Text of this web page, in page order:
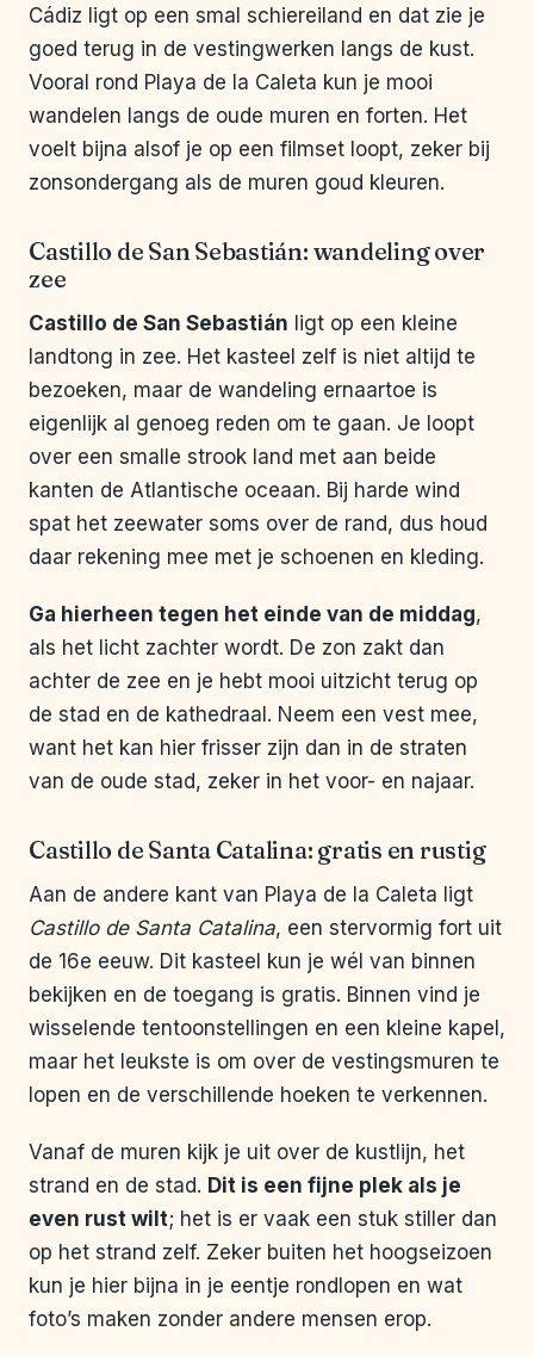
Cádiz ligt op een smal schiereiland en dat zie je
goed terug in de vestingwerken langs de kust.
Vooral rond Playa de la Caleta kun je mooi
wandelen langs de oude muren en forten. Het
voelt bijna alsof je op een filmset loopt, zeker bij
zonsondergang als de muren goud kleuren.
Castillo de San Sebastián: wandeling over
zee
Castillo de San Sebastián ligt op een kleine
landtong in zee. Het kasteel zelf is niet altijd te
bezoeken, maar de wandeling ernaartoe is
eigenlijk al genoeg reden om te gaan. Je loopt
over een smalle strook land met aan beide
kanten de Atlantische oceaan. Bij harde wind
spat het zeewater soms over de rand, dus houd
daar rekening mee met je schoenen en kleding.
Ga hierheen tegen het einde van de middag,
als het licht zachter wordt. De zon zakt dan
achter de zee en je hebt mooi uitzicht terug op
de stad en de kathedraal. Neem een vest mee,
want het kan hier frisser zijn dan in de straten
van de oude stad, zeker in het voor- en najaar.
Castillo de Santa Catalina: gratis en rustig
Aan de andere kant van Playa de la Caleta ligt
Castillo de Santa Catalina, een stervormig fort uit
de 16e eeuw. Dit kasteel kun je wél van binnen
bekijken en de toegang is gratis. Binnen vind je
wisselende tentoonstellingen en een kleine kapel,
maar het leukste is om over de vestingsmuren te
lopen en de verschillende hoeken te verkennen.
Vanaf de muren kijk je uit over de kustlijn, het
strand en de stad. Dit is een fijne plek als je
even rust wilt; het is er vaak een stuk stiller dan
op het strand zelf. Zeker buiten het hoogseizoen
kun je hier bijna in je eentje rondlopen en wat
foto’s maken zonder andere mensen erop.